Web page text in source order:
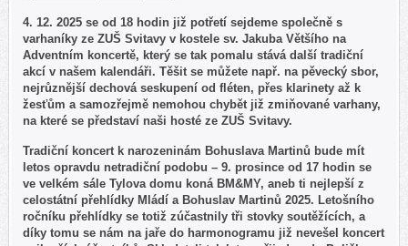
4. 12. 2025 se od 18 hodin již potřetí sejdeme společně s
varhaníky ze ZUŠ Svitavy v kostele sv. Jakuba Většího na
Adventním koncertě, který se tak pomalu stává další tradiční
akcí v našem kalendáři. Těšit se můžete např. na pěvecký sbor,
nejrůznější dechová seskupení od fléten, přes klarinety až k
žesťům a samozřejmě nemohou chybět již zmiňované varhany,
na které se představí naši hosté ze ZUŠ Svitavy.
Tradiční koncert k narozeninám Bohuslava Martinů bude mít
letos opravdu netradiční podobu – 9. prosince od 17 hodin se
ve velkém sále Tylova domu koná BM&MY, aneb ti nejlepší z
celostátní přehlídky Mládí a Bohuslav Martinů 2025. Letošního
ročníku přehlídky se totiž zúčastnily tři stovky soutěžících, a
díky tomu se nám na jaře do harmonogramu již nevešel koncert